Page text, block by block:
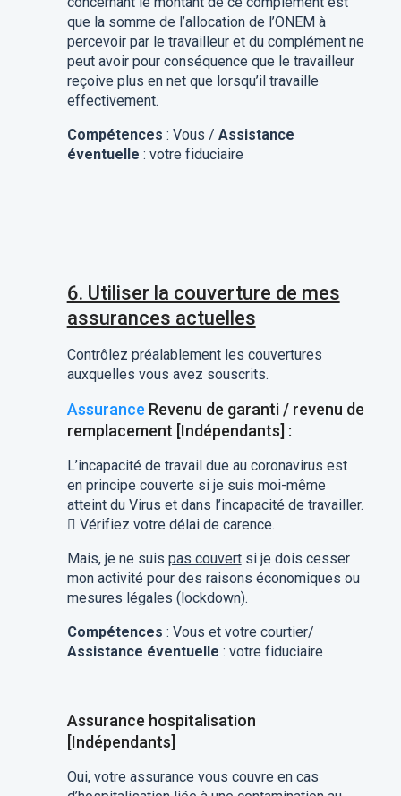
que la somme de l’allocation de l’ONEM à
percevoir par le travailleur et du complément ne
peut avoir pour conséquence que le travailleur
reçoive plus en net que lorsqu’il travaille
effectivement.
Compétences : Vous / Assistance
éventuelle : votre fiduciaire
6. Utiliser la couverture de mes
assurances actuelles
Contrôlez préalablement les couvertures
auxquelles vous avez souscrits.
Assurance Revenu de garanti / revenu de
remplacement [Indépendants] :
L’incapacité de travail due au coronavirus est
en principe couverte si je suis moi-même
atteint du Virus et dans l’incapacité de travailler.
 Vérifiez votre délai de carence.
Mais, je ne suis pas couvertsi je dois cesser
mon activité pour des raisons économiques ou
mesures légales (lockdown).
Compétences : Vous et votre courtier/
Assistance éventuelle : votre fiduciaire
Assurance hospitalisation
[Indépendants]
Oui, votre assurance vous couvre en cas